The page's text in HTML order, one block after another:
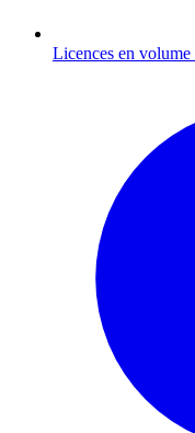
Licences en volume